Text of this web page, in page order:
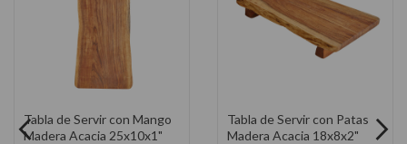
Tabla de Servir con Patas 3
Piezas Madera Acacia
Cuchillo Brighton Con
Bloque Juego de 14